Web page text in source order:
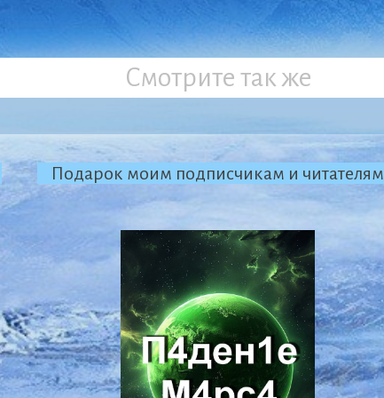
Смотрите так же
Подарок моим подписчикам и читателям